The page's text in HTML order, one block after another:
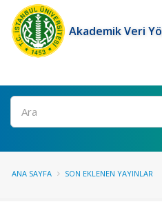
Akademik Veri
Ara
ANA SAYFA SON EKLENEN YAYINLAR